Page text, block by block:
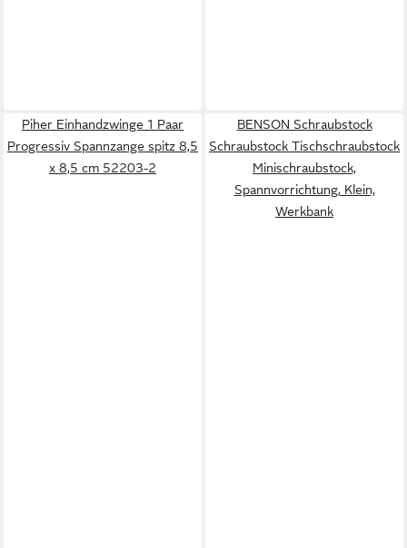
Piher Einhandzwinge 1 Paar
Progressiv Spannzange spitz 8,5
x 8,5 cm 52203-2
BENSON Schraubstock
Schraubstock Tischschraubstock
Minischraubstock,
Spannvorrichtung, Klein,
Werkbank